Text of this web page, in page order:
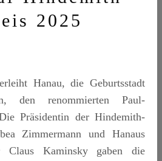
2025
Hanau, die Geburtsstadt
den renommierten Paul-
Präsidentin der Hindemith-
Zimmermann und Hanaus
Claus Kaminsky gaben die